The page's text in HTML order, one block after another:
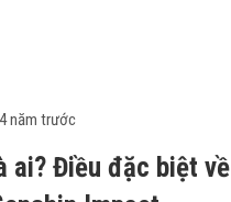
4 năm trước
ai? Điều đặc biệt về